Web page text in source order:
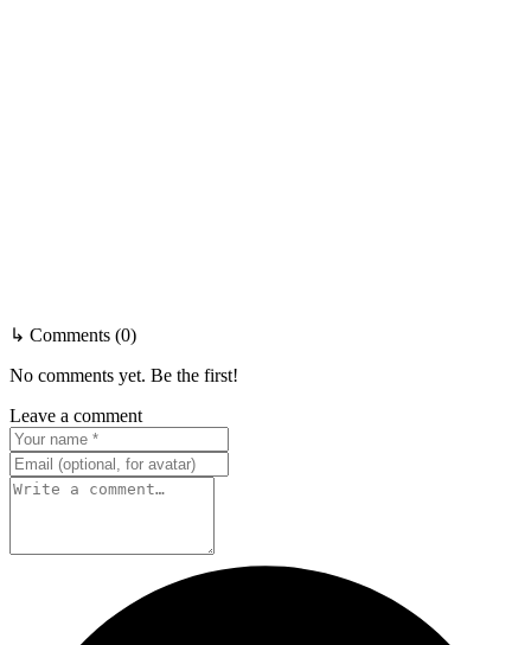
↳ Comments (0)
No comments yet. Be the first!
Leave a comment